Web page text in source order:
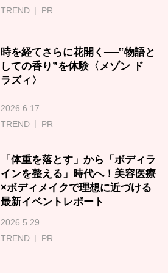
TREND
PR
時を経てさらに花開く──‟物語と
しての香り”を体験〈メゾン ド
ラズィ〉
2026.6.17
TREND
PR
「体重を落とす」から「ボディラ
インを整える」時代へ！美容医療
×ボディメイクで理想に近づける
最新イベントレポート
2026.5.29
TREND
PR